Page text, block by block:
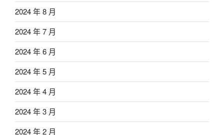
2024 年 8 月
2024 年 7 月
2024 年 6 月
2024 年 5 月
2024 年 4 月
2024 年 3 月
2024 年 2 月